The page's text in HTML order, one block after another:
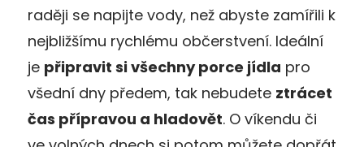
raději se napijte vody, než abyste zamířili k
nejbližšímu rychlému občerstvení. Ideální
je připravit si všechny porce jídla pro
všední dny předem, tak nebudete ztrácet
čas přípravou a hladovět. O víkendu či